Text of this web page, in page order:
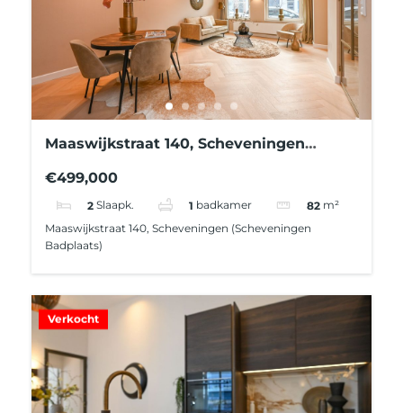
Maaswijkstraat 140, Scheveningen
€499,000
2 Slaapk. 1 badkamer 82 m²
Maaswijkstraat 140, Scheveningen (Scheveningen
Badplaats)
Verkocht